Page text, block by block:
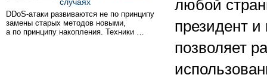
DDoS-атаки развиваются не по принципу
замены старых методов новыми,
а по принципу накопления. Техники …
любой
президент
позволяет